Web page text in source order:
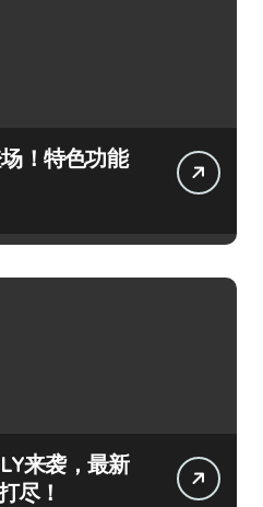
！特色功能
来袭，最新
尽！